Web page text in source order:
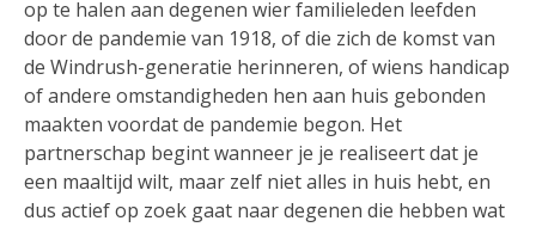
op te halen aan degenen wier familieleden leefden
door de pandemie van 1918, of die zich de komst van
de Windrush-generatie herinneren, of wiens handicap
of andere omstandigheden hen aan huis gebonden
maakten voordat de pandemie begon. Het
partnerschap begint wanneer je je realiseert dat je
een maaltijd wilt, maar zelf niet alles in huis hebt, en
dus actief op zoek gaat naar degenen die hebben wat